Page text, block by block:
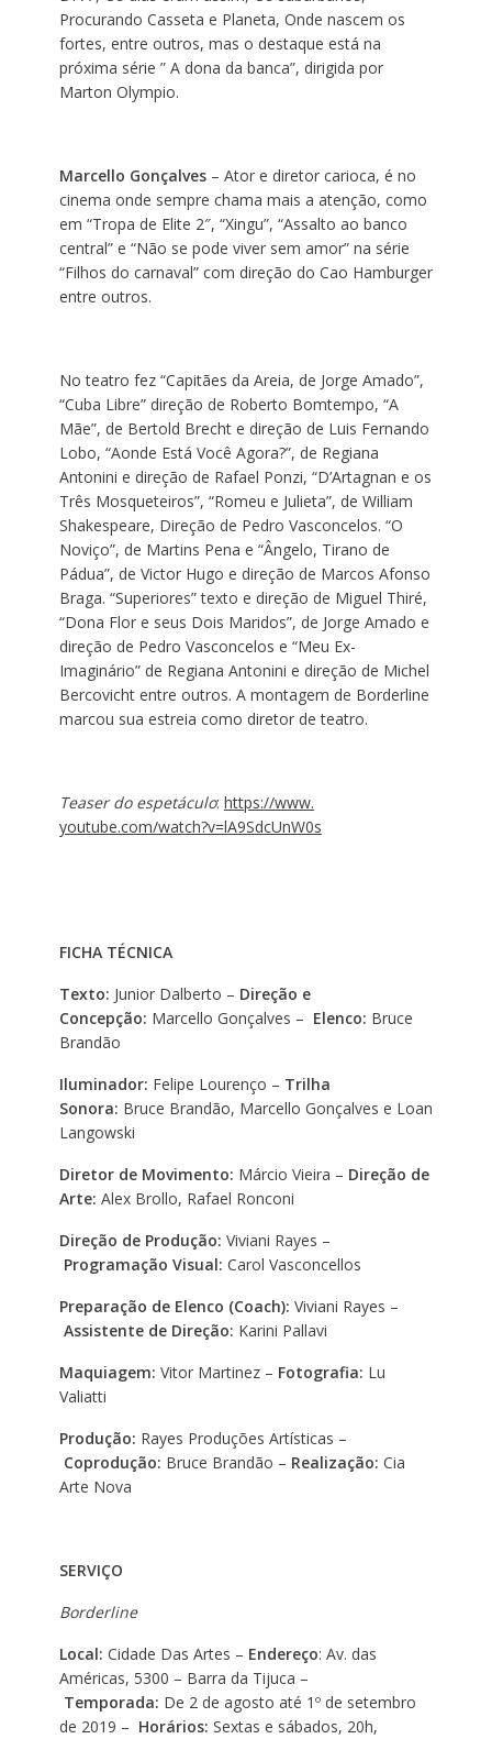
Procurando Casseta e Planeta, Onde nascem os
fortes, entre outros, mas o destaque está na
próxima série ” A dona da banca”, dirigida por
Marton Olympio.
Marcello Gonçalves– Ator e diretor carioca, é no
cinema onde sempre chama mais a atenção, como
em “Tropa de Elite 2″, “Xingu”, “Assalto ao banco
central” e “Não se pode viver sem amor” na série
“Filhos do carnaval” com direção do Cao Hamburger
entre outros.
No teatro fez “Capitães da Areia, de Jorge Amado”,
“Cuba Libre” direção de Roberto Bomtempo, “A
Mãe”, de Bertold Brecht e direção de Luis Fernando
Lobo, “Aonde Está Você Agora?”, de Regiana
Antonini e direção de Rafael Ponzi, “D’Artagnan e os
Três Mosqueteiros”, “Romeu e Julieta”, de William
Shakespeare, Direção de Pedro Vasconcelos. “O
Noviço”, de Martins Pena e “Ângelo, Tirano de
Pádua”, de Victor Hugo e direção de Marcos Afonso
Braga. “Superiores” texto e direção de Miguel Thiré,
“Dona Flor e seus Dois Maridos”, de Jorge Amado e
direção de Pedro Vasconcelos e “Meu Ex-
Imaginário” de Regiana Antonini e direção de Michel
Bercovicht entre outros. A montagem de Borderline
marcou sua estreia como diretor de teatro.
Teaser do espetáculo: https://www.
youtube.com/watch?v=lA9SdcUnW0s
FICHA TÉCNICA
Texto: Junior Dalberto – Direção e
Concepção: Marcello Gonçalves – Elenco: Bruce
Brandão
Iluminador: Felipe Lourenço – Trilha
Sonora: Bruce Brandão, Marcello Gonçalves e Loan
Langowski
Diretor de Movimento: Márcio Vieira – Direção de
Arte: Alex Brollo, Rafael Ronconi
Direção de Produção: Viviani Rayes –
Programação Visual: Carol Vasconcellos
Preparação de Elenco (Coach): Viviani Rayes –
Assistente de Direção: Karini Pallavi
Maquiagem: Vitor Martinez – Fotografia: Lu
Valiatti
Produção: Rayes Produções Artísticas –
Coprodução: Bruce Brandão – Realização: Cia
Arte Nova
SERVIÇO
Borderline
Local: Cidade Das Artes – Endereço: Av. das
Américas, 5300 – Barra da Tijuca –
Temporada: De 2 de agosto até 1º de setembro
de 2019 – Horários: Sextas e sábados, 20h,